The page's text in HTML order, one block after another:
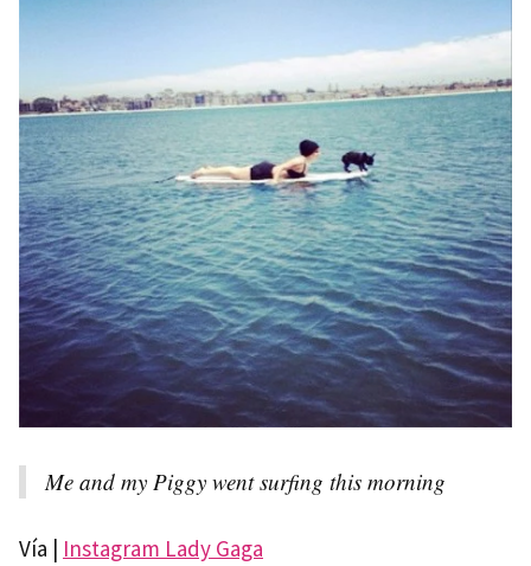
Me and my Piggy went surfing this morning
Vía | Instagram Lady Gaga